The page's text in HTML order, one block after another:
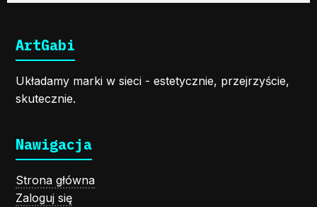
ArtGabi
Układamy marki w sieci - estetycznie, przejrzyście,
skutecznie.
Nawigacja
Strona główna
Zaloguj się